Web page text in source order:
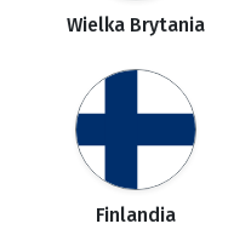
Wielka Brytania
Finlandia